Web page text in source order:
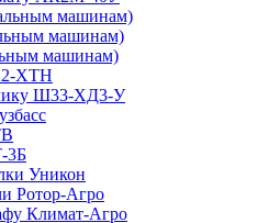
машинам)
машинам)
машинам)
ХТН
Ш33-ХД3-У
3Б
Уникон
Ротор-Агро
Климат-Агро